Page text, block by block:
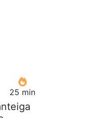
25 min